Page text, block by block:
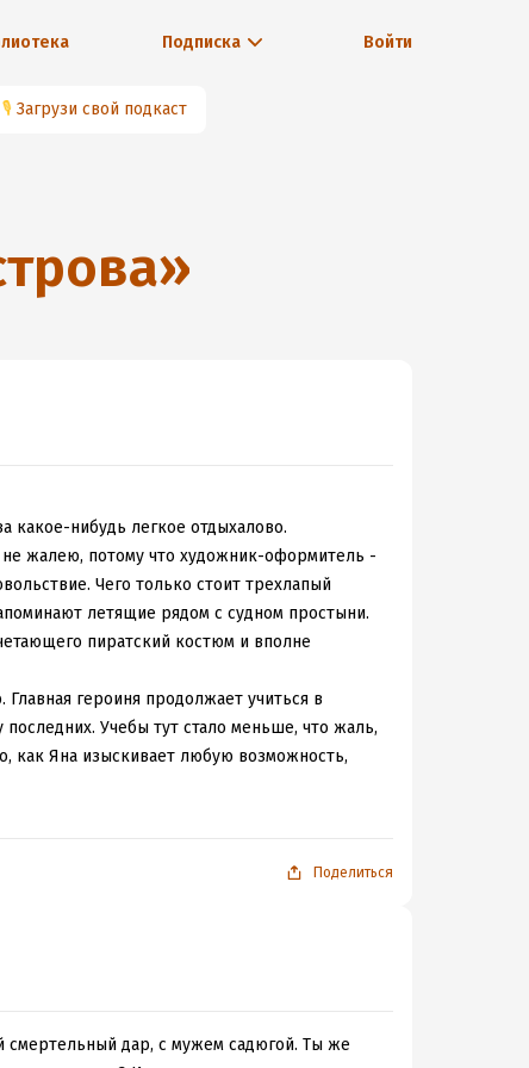
Подписка Войти
🎙 Загрузи свой подкаст
»
какое-нибудь легкое отдыхалово.
не жалею, потому что художник-оформитель -
Чего только стоит трехлапый
летящие рядом с судном простыни.
пиратский костюм и вполне
героиня продолжает учиться в
Учебы тут стало меньше, что жаль,
как Яна изыскивает любую возможность,
и шалавной актриски. И если
Рубашки по-прежнему обтягивают их
главное, то на остальное можно
в состоянии перманентного ПМС. Он на
на приеме у психотерапевта (у них в
Поделиться
дар, с мужем садюгой. Ты же